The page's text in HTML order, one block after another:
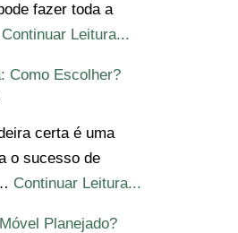
fazer toda a
Continuar Leitura...
Como Escolher?
certa é uma
o sucesso de
Continuar Leitura...
Planejado?